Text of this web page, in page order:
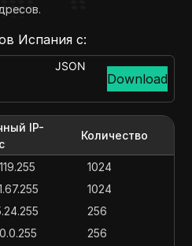
Испания с:
JSON
Download
IP-
Количество
1024
1024
256
256